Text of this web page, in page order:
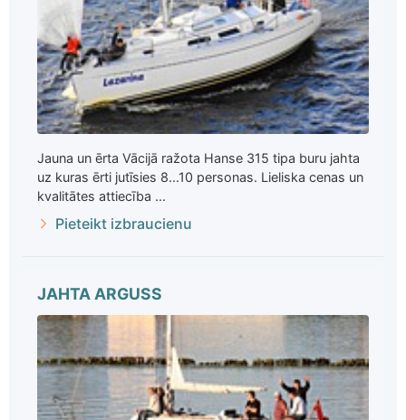
Jauna un ērta Vācijā ražota Hanse 315 tipa buru jahta
uz kuras ērti jutīsies 8...10 personas. Lieliska cenas un
kvalitātes attiecība ...
Pieteikt izbraucienu
JAHTA ARGUSS